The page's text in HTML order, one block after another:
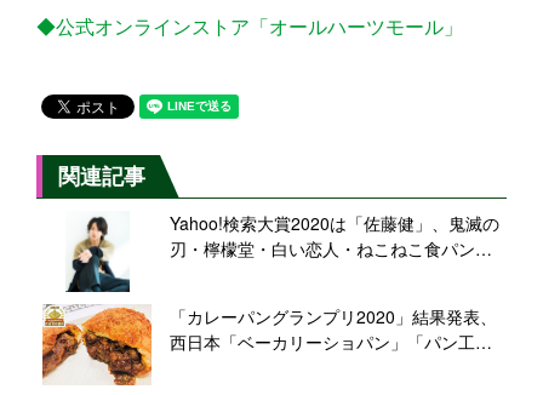
◆公式オンラインストア「オールハーツモール」
関連記事
Yahoo!検索大賞2020は「佐藤健」、鬼滅の
刃・檸檬堂・白い恋人・ねこねこ食パン・
「カレーパングランプリ2020」結果発表、
西日本「ベーカリーショパン」「パン工房